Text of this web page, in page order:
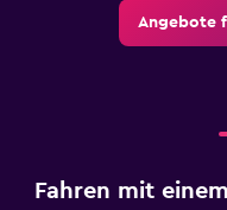
Angebote
Fahren mit